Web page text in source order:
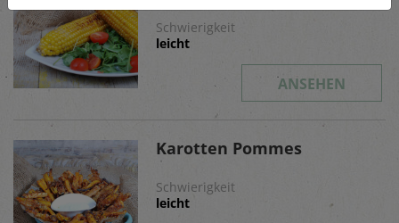
Schwierigkeit
leicht
ANSEHEN
Karotten Pommes
Schwierigkeit
leicht